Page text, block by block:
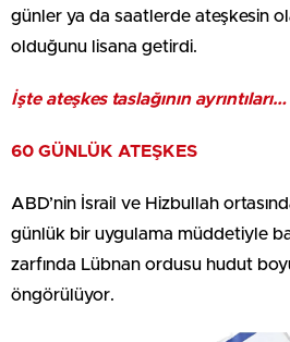
günler ya da saatlerde ateşkesin
olduğunu lisana getirdi.
İşte ateşkes taslağının ayrıntıları…
60 GÜNLÜK ATEŞKES
ABD’nin İsrail ve Hizbullah
günlük bir uygulama müddetiyle
zarfında Lübnan ordusu hudut
öngörülüyor.